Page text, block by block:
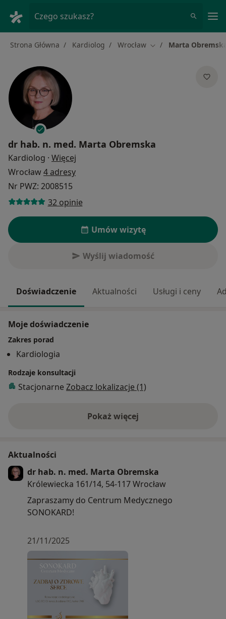
Czego szukasz?
Strona Główna Kardiolog Wrocław Zmień miasto
Marta
dr hab. n. med. Marta Obremska
Kardiolog · Więcej
Wrocław4 adresy
Nr PWZ: 2008515
32 opinie
Umów wizytę
Wyślij wiadomość
Doświadczenie Aktualności Usługi i ceny
Moje doświadczenie
Zakres porad
Kardiologia
Rodzaje konsultacji
Stacjonarne Zobacz lokalizacje (1)
Pokaż więcejo doświadczeniu
Aktualności
dr hab. n. med. Marta Obremska
Królewiecka 161/14, 54-117 Wrocław
Zapraszamy do Centrum Medycznego
SONOKARD!
21/11/2025